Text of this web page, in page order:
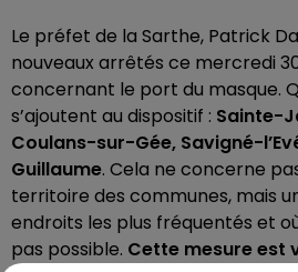
Le préfet de la Sarthe, Patrick
nouveaux arrêtés ce mercredi
concernant le port du masque.
s’ajoutent au dispositif : Sainte-
Coulans-sur-Gée, Savigné-
Guillaume. Cela ne concerne
territoire des communes, mais
endroits les plus fréquentés et
pas possible. Cette mesure est